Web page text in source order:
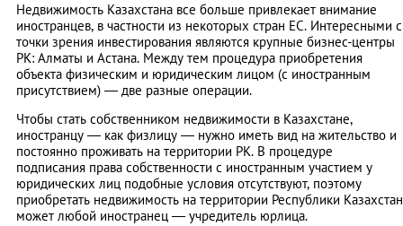
Недвижимость Казахстана все больше привлекает внимание
иностранцев, в частности из некоторых стран ЕС. Интересными с
точки зрения инвестирования являются крупные бизнес-центры
РК: Алматы и Астана. Между тем процедура приобретения
объекта физическим и юридическим лицом (с иностранным
присутствием) — две разные операции.
Чтобы стать собственником недвижимости в Казахстане,
иностранцу — как физлицу — нужно иметь вид на жительство и
постоянно проживать на территории РК. В процедуре
подписания права собственности с иностранным участием у
юридических лиц подобные условия отсутствуют, поэтому
приобретать недвижимость на территории Республики Казахстан
может любой иностранец — учредитель юрлица.